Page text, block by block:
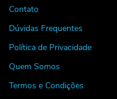
Contato
Dúvidas Frequentes
Política de Privacidade
Quem Somos
Termos e Condições